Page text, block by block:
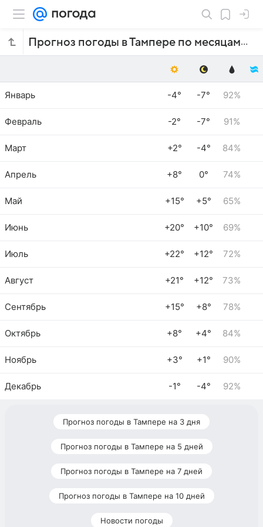
Прогноз погоды в Тампере по месяцам
Январь -4° -7° 92%
Февраль -2° -7° 91%
Март +2° -4° 84%
Апрель +8° 0° 74%
Май +15° +5° 65%
Июнь +20° +10° 69%
Июль +22° +12° 72%
Август +21° +12° 73%
Сентябрь +15° +8° 78%
Октябрь +8° +4° 84%
Ноябрь +3° +1° 90%
Декабрь -1° -4° 92%
Прогноз погоды в Тампере на 3 дня
Прогноз погоды в Тампере на 5 дней
Прогноз погоды в Тампере на 7 дней
Прогноз погоды в Тампере на 10 дней
Новости погоды